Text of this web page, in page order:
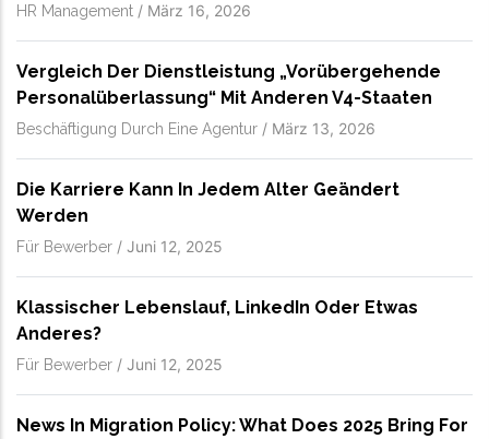
HR Management / März 16, 2026
Vergleich Der Dienstleistung „vorübergehende
Personalüberlassung“ Mit Anderen V4-Staaten
Beschäftigung Durch Eine Agentur / März 13, 2026
Die Karriere Kann In Jedem Alter Geändert
Werden
Für Bewerber / Juni 12, 2025
Klassischer Lebenslauf, LinkedIn Oder Etwas
Anderes?
Für Bewerber / Juni 12, 2025
News In Migration Policy: What Does 2025 Bring For